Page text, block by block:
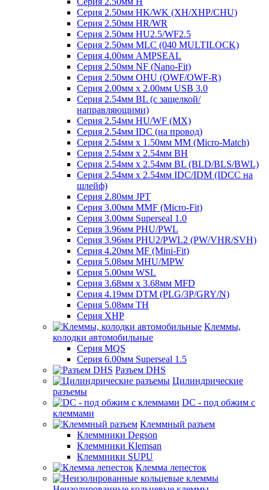
Серия 2.50мм HK/WK (XH/XHP/CHU)
Серия 2.50мм HR/WR
Серия 2.50мм HU2.5/WF2.5
Серия 2.50мм MLC (040 MULTILOCK)
Серия 4.00мм AMPSEAL
Серия 2.50мм NF (Nano-Fit)
Серия 2.50мм OHU (OWF/OWF-R)
Серия 2.00мм x 2.00мм USB 3.0
Серия 2.54мм BL (с защелкой/
направляющими)
Серия 2.54мм HU/WF (MX)
Серия 2.54мм IDC (на провод)
Серия 2.54мм х 1.50мм MM (Micro-Match)
Серия 2.54мм х 2.54мм BH
Серия 2.54мм х 2.54мм BL (BLD/BLS/BWL)
Серия 2.54мм х 2.54мм IDC/IDM (IDCC на
шлейф)
Серия 2.80мм JPT
Серия 3.00мм MMF (Micro-Fit)
Серия 3.00мм Superseal 1.0
Серия 3.96мм PHU/PWL
Серия 3.96мм PHU2/PWL2 (PW/VHR/SVH)
Серия 4.20мм MF (Mini-Fit)
Серия 5.08мм MHU/MPW
Серия 5.00мм WSL
Серия 3.68мм х 3.68мм MFD
Серия 4.19мм DTM (PLG/3P/GRY/N)
Серия 5.08мм TH
Серия XHP
Клеммы,
колодки автомобильные
Серия MQS
Серия 6.00мм Superseal 1.5
Разъем DHS
Цилиндрические
разъемы
DC - под обжим с
клеммами
Клеммный разъем
Клеммники Degson
Клеммники Klemsan
Клеммники SUPU
Клемма лепесток